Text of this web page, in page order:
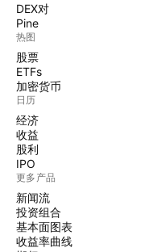
DEX对
Pine
热图
股票
ETFs
加密货币
日历
经济
收益
股利
IPO
更多产品
新闻流
投资组合
基本面图表
收益率曲线